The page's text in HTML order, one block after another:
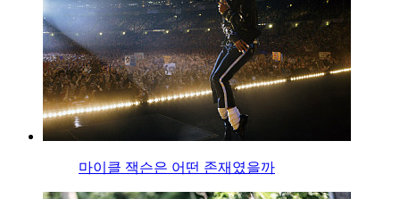
마이클 잭슨은 어떤 존재였을까